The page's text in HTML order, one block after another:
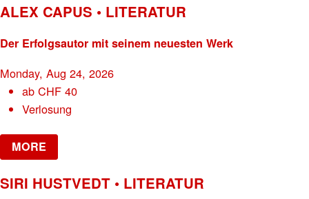
ALEX CAPUS • LITERATUR
Der Erfolgsautor mit seinem neuesten Werk
Monday, Aug 24, 2026
abCHF 40
Verlosung
MORE
SIRI HUSTVEDT • LITERATUR